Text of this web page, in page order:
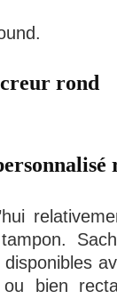
bien